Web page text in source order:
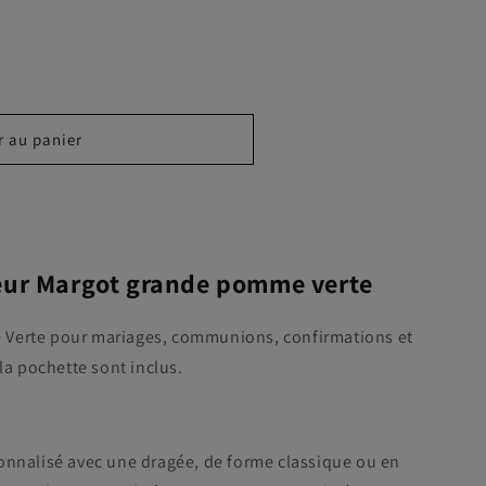
au panier
Margot grande pomme verte
Verte pour mariages, communions, confirmations et
pochette sont inclus.
avec une dragée, de forme classique ou en